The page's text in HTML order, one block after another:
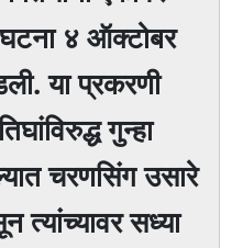
४ ऑक्टोबर
या प्रकरणी
गुन्हा
चरणसिंग उसारे
सध्या